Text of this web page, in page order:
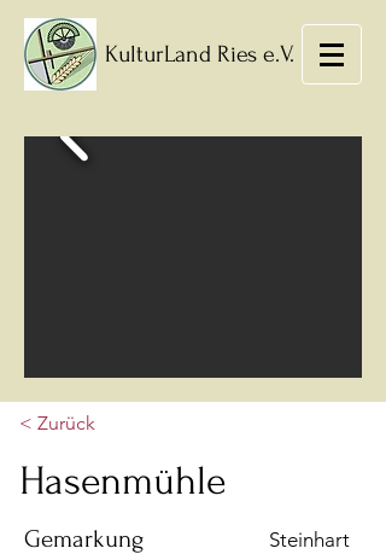
KulturLand Ries e.V.
< Zurück
Hasenmühle
Steinhart
Gemarkung